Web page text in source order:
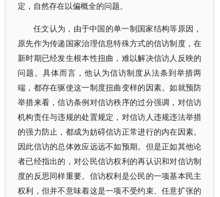
定，自然存在以偏概全的问题。
任文认为，由于中国的单一制国家结构等原因，
原先作为传递国家治理信息特殊方式的信访制度，在
新时期已经发生根本性扭曲，难以解决信访人反映的
问题。具体而言，他认为信访制度从法条到举措两
端，都存在驱使这一制度扭曲变样的因素。如就预防
举措来看，信访条例对信访秩序的过分强调，对信访
机构责任与违规的处置规定，对信访人违规违法举措
的强力防止，都成为妨碍信访正常进行的内在因素。
因此信访的总体效应远远不如预期。但是正如其他论
者已经指出的，对公民信访权利的再认识和对信访制
度的反思同样重要。信访权利是公民的一项基本民主
权利，但并不意味着这是一项不受约束、任意扩张的